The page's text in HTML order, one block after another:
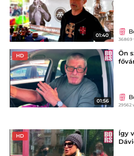
01:40
36869
HD
01:56
Ön
29562
HD
Így